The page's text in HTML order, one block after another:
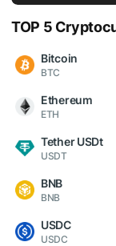
TOP 5
Bitcoin
BTC
Ethereum
ETH
Tether USDt
USDT
BNB
BNB
USDC
USDC